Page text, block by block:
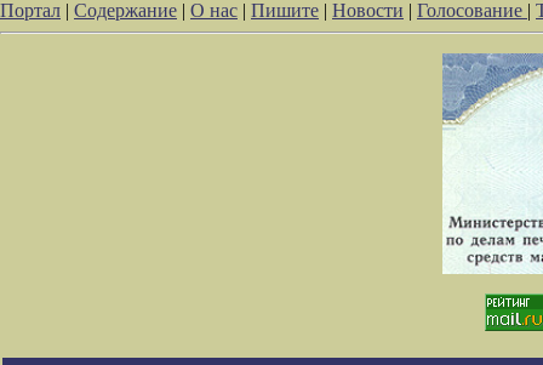
Портал | Содержание | О нас | Пишите | Новости | Голосование |